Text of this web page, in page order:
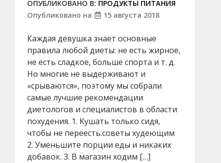
ОПУБЛИКОВАНО В: ПРОДУКТЫ ПИТАНИЯ
Опубликовано на
15 августа 2018
Каждая девушка знает основные
правила любой диеты: не есть жирное,
не есть сладкое, больше спорта и т. д.
Но многие не выдерживают и
«срываются», поэтому мы собрали
самые лучшие рекомендации
диетологов и специалистов в области
похудения. 1. Кушать только сидя,
чтобы не переесть.советы худеющим
2. Уменьшите порции еды и никаких
добавок. 3. В магазин ходим […]